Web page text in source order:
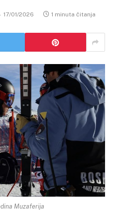
17/01/2026 1 minuta čitanja
Muzaferija